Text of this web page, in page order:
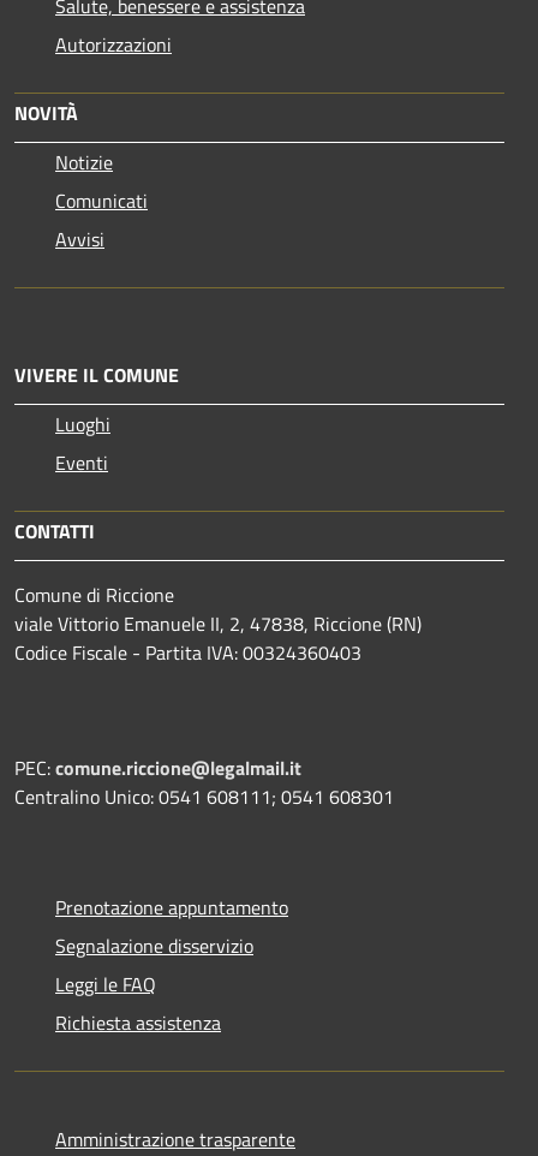
Autorizzazioni
NOVITÀ
Notizie
Comunicati
Avvisi
VIVERE IL COMUNE
Luoghi
Eventi
CONTATTI
Comune di Riccione
viale Vittorio Emanuele II, 2, 47838, Riccione (RN)
Codice Fiscale - Partita IVA: 00324360403
PEC:comune.riccione@legalmail.it
Centralino Unico: 0541 608111; 0541 608301
Prenotazione appuntamento
Segnalazione disservizio
Leggi le FAQ
Richiesta assistenza
Amministrazione trasparente